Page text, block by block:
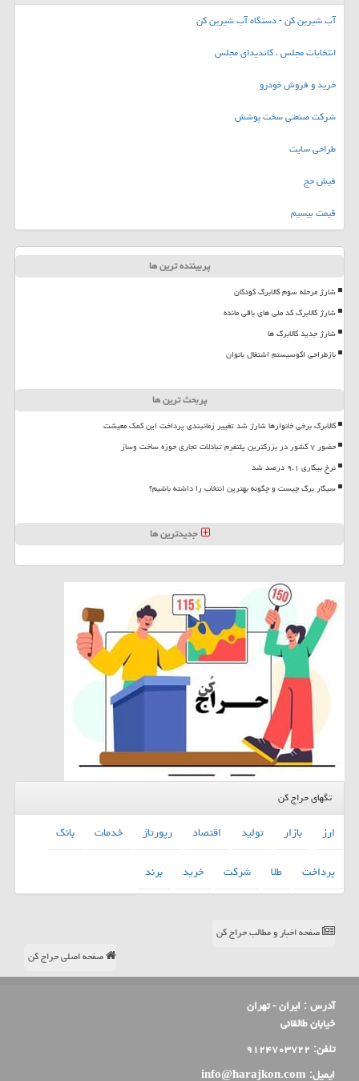
آب شیرین کن - دستگاه آب شیرین کن
انتخابات مجلس ، کاندیدای مجلس
خرید و فروش خودرو
شرکت صنعتی سخت پوشش
طراحی سایت
فیش حج
قیمت بیسیم
پربیننده ترین ها
شارژ مرحله سوم کالابرگ کودکان
شارژ کالابرگ کد ملی های باقی مانده
شارژ جدید کالابرگ ها
بازطراحی اکوسیستم اشتغال بانوان
پربحث ترین ها
کالابرگ برخی خانوارها شارژ شد تغییر زمانبندی پرداخت این کمک معیشت
حضور ۷ کشور در بزرگترین پلتفرم تبادلات تجاری حوزه ساخت وساز
نرخ بیکاری ۹،۱ درصد شد
سیگار برگ چیست و چگونه بهترین انتخاب را داشته باشیم؟
جدیدترین ها
تگهای حراج کن
ارز بازار تولید اقتصاد رپورتاژ خدمات
بانك
پرداخت
طلا شركت خرید برند
صفحه اخبار و مطالب حراج کن
صفحه اصلی حراج کن
آدرس : ایران - تهران
خیابان طالقانی
تلفن: ۹۱۲۴۷۰۳۷۲۲
ایمیل: info@harajkon.com